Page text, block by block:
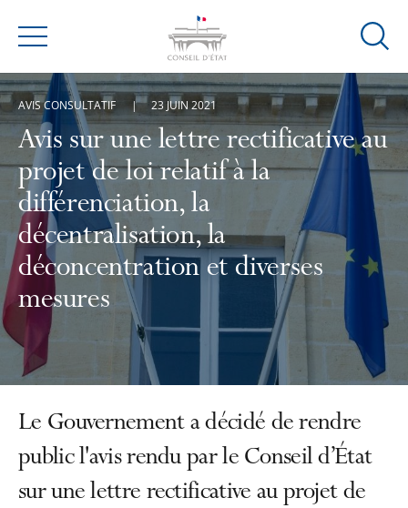
Menu
Ouvrir
de
Avis sur une lettre rectificative au
projet de loi relatif à la
différenciation, la
décentralisation, la
déconcentration et diverses
mesures
AVIS CONSULTATIF 23 JUIN 2021
Le Gouvernement a décidé de rendre
public l'avis rendu par le Conseil d’État
sur une lettre rectificative au projet de